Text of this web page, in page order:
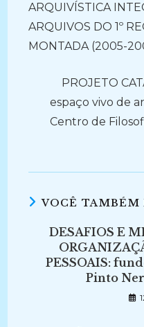
artigos
ARQUIVÍSTICA
ARQUIVOS DO 1º
MONTADA (2005-
PROJETO
espaço vivo de
Centro de
VOCÊ TAMBÉM
DESAFIOS E
PESSOAIS:
Pinto